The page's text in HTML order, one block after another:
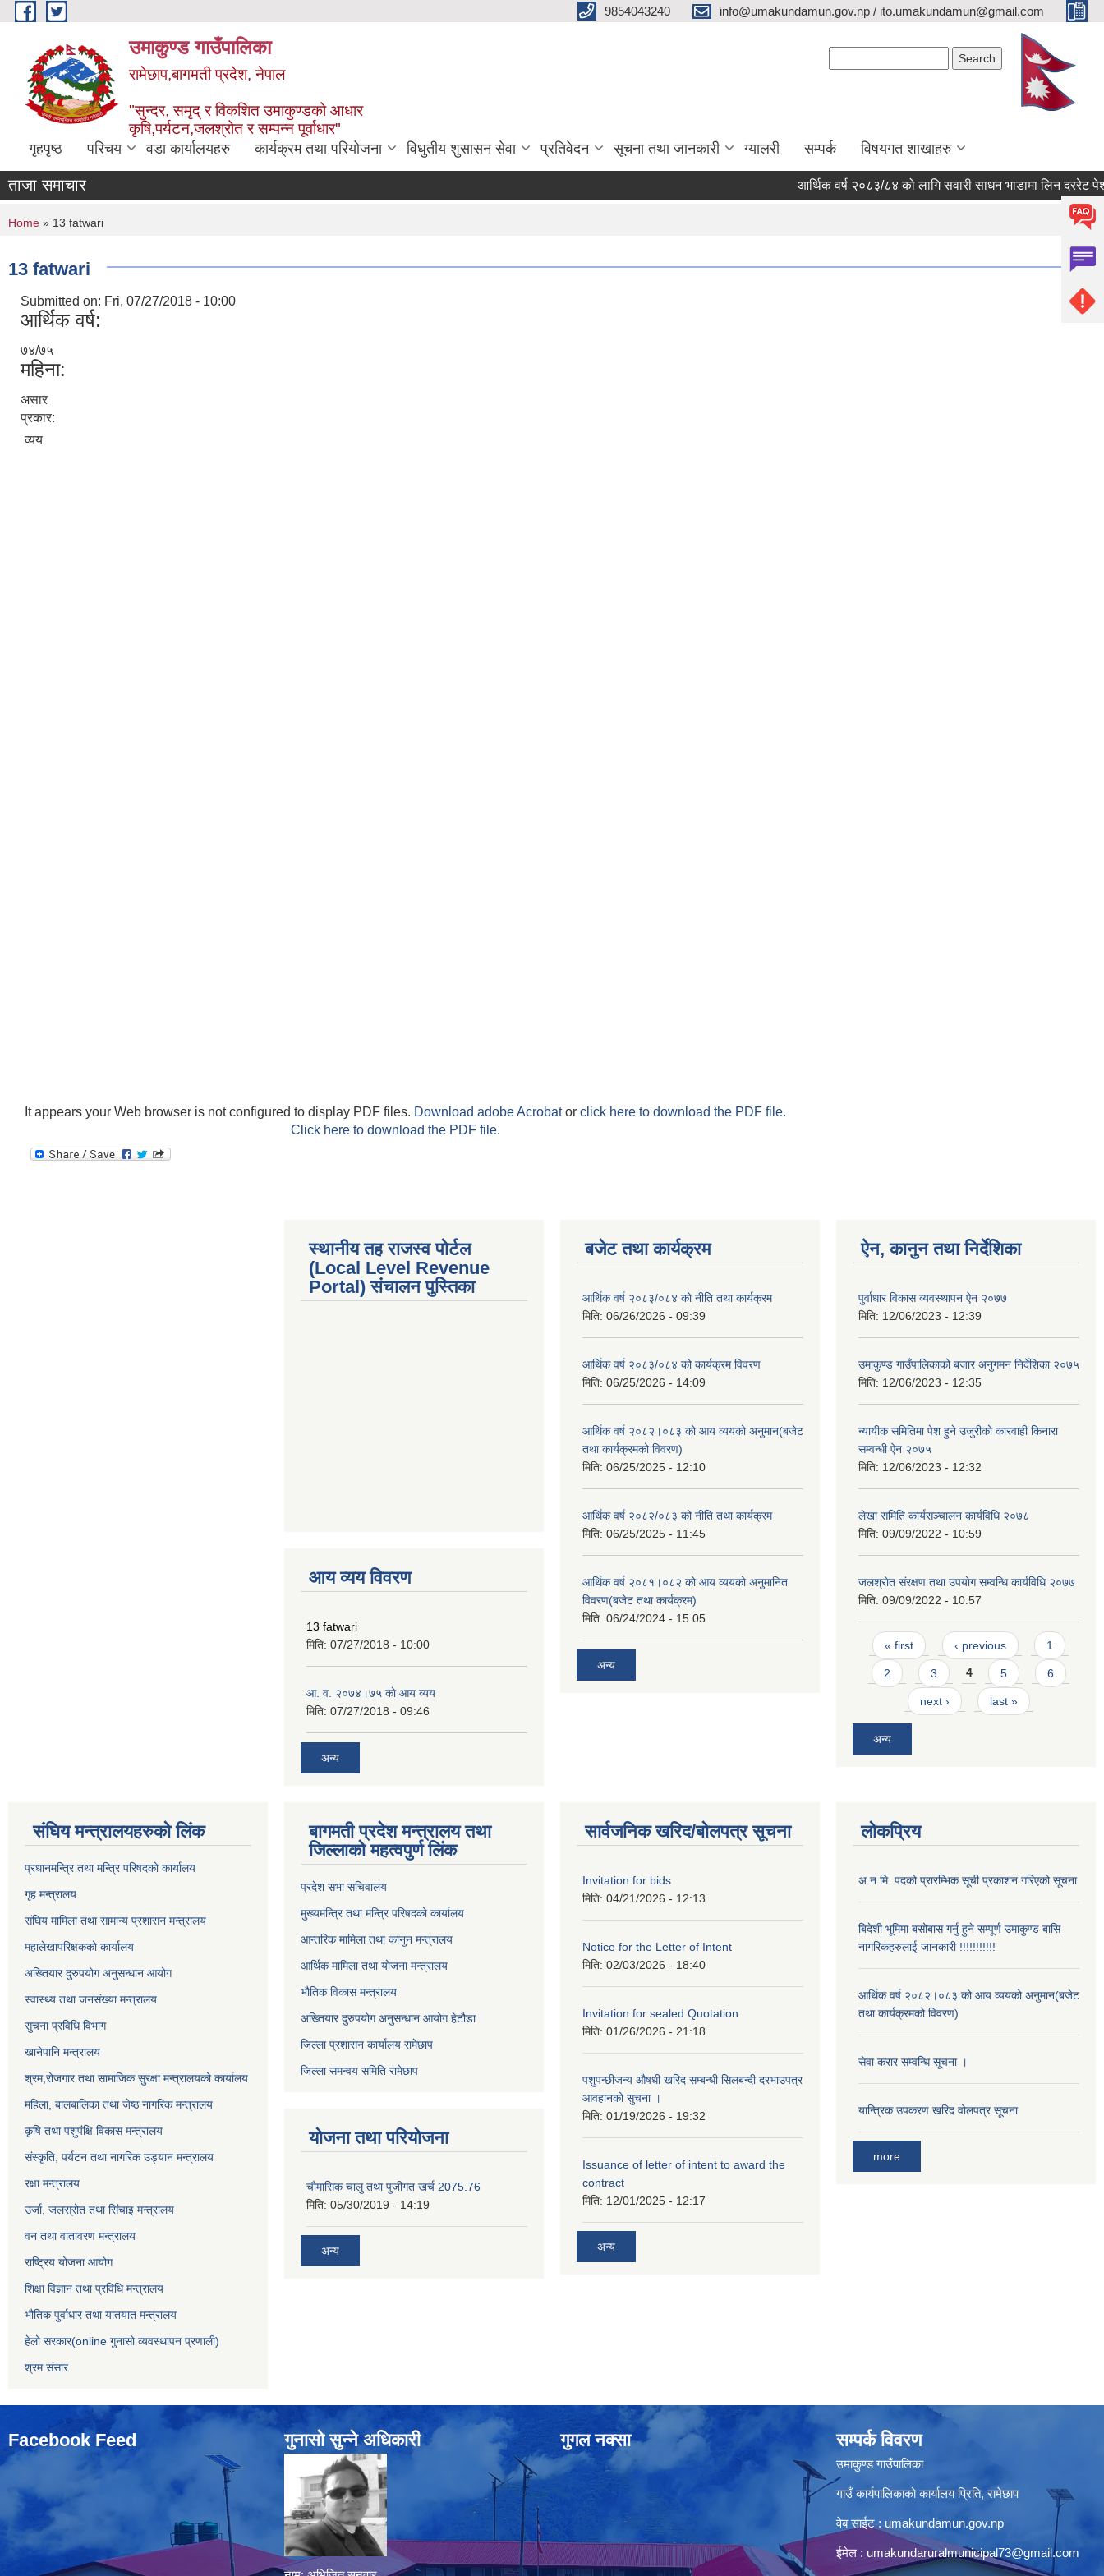
Skip to main content 9854043240 info@umakundamun.gov.np / ito.umakundamun@gmail.com
उमाकुण्ड गाउँपालिका
रामेछाप,बागमती प्रदेश, नेपाल
"सुन्दर, समृद् र विकशित उमाकुण्डको आधार
कृषि,पर्यटन,जलश्रोत र सम्पन्न पूर्वाधार"
गृहपृष्ठ परिचय वडा कार्यालयहरु कार्यक्रम तथा परियोजना विधुतीय शुसासन सेवा प्रतिवेदन सूचना तथा जानकारी ग्यालरी सम्पर्क विषयगत शाखाहरु
ताजा समाचार आर्थिक वर्ष २०८३/८४ को लागि सवारी साधन भाडामा लिन दररेट पेश गर्ने
You are here
Home » 13 fatwari
13 fatwari
Submitted on: Fri, 07/27/2018 - 10:00
आर्थिक वर्ष:
७४/७५
महिना:
असार
प्रकार:
व्यय
It appears your Web browser is not configured to display PDF files. Download adobe Acrobator click here to download the PDF file.
Click here to download the PDF file.
स्थानीय तह राजस्व पोर्टल
(Local Level Revenue
Portal) संचालन पुस्तिका
आय व्यय विवरण
13 fatwari
मिति: 07/27/2018 - 10:00
आ‍. व. २०७४।७५ काे आय व्यय
मिति: 07/27/2018 - 09:46
अन्य
बजेट तथा कार्यक्रम
आर्थिक वर्ष २०८३/०८४ को नीति तथा कार्यक्रम
मिति: 06/26/2026 - 09:39
आर्थिक वर्ष २०८३/०८४ को कार्यक्रम विवरण
मिति: 06/25/2026 - 14:09
आर्थिक वर्ष २०८२।०८३ को आय व्ययको अनुमान(बजेट
तथा कार्यक्रमको विवरण)
मिति: 06/25/2025 - 12:10
आर्थिक वर्ष २०८२/०८३ को नीति तथा कार्यक्रम
मिति: 06/25/2025 - 11:45
आर्थिक वर्ष २०८१।०८२ को आय व्ययको अनुमानित
विवरण(बजेट तथा कार्यक्रम)
मिति: 06/24/2024 - 15:05
अन्य
ऐन, कानुन तथा निर्देशिका
पुर्वाधार विकास व्यवस्थापन ऐन २०७७
मिति: 12/06/2023 - 12:39
उमाकुण्ड गाउँपालिकाको बजार अनुगमन निर्देशिका २०७५
मिति: 12/06/2023 - 12:35
न्यायीक समितिमा पेश हुने उजुरीको कारवाही किनारा
सम्वन्धी ऐन २०७५
मिति: 12/06/2023 - 12:32
लेखा समिति कार्यसञ्चालन कार्यविधि २०७८
मिति: 09/09/2022 - 10:59
जलश्राेत संरक्षण तथा उपयाेग सम्वन्धि कार्यविधि २०७७
मिति: 09/09/2022 - 10:57
Pages
« first ‹ previous 1
2 3 4 5 6
next › last »
अन्य
संघिय मन्त्र‍ालयहरुको लिंक
प्रधानमन्त्रि तथा मन्त्रि परिषदको कार्यालय
गृह मन्त्रालय
संघिय मामिला तथा सामान्य प्रशासन मन्त्रालय
महालेखापरिक्षकको कार्यालय
अख्तियार दुरुपयोग अनुसन्धान आयोग
स्वास्थ्य तथा जनसंख्या मन्त्रालय
सुचना प्रविधि विभाग
खानेपानि मन्त्रालय
श्रम,रोजगार तथा सामाजिक सुरक्षा मन्त्रालयको कार्यालय
महिला, बालबालिका तथा जेष्ठ नागरिक मन्त्रालय
कृषि तथा पशुपंक्षि विकास मन्त्रालय
संस्कृति, पर्यटन तथा नागरिक उड्‍यान मन्त्रालय
रक्षा मन्त्रालय
उर्जा, जलस्रोत तथा सिंचाइ मन्त्रालय
वन तथा वातावरण मन्त्रालय
राष्ट्रिय योजना आयोग
शिक्षा विज्ञान तथा प्रविधि मन्त्रालय
भौतिक पुर्वाधार तथा यातयात मन्त्रालय
हेलो सरकार(online गुनासो व्यवस्थापन प्रणाली)
श्रम संसार
बागमती प्रदेश मन्त्रालय तथा
जिल्लाको महत्वपुर्ण लिंक
प्रदेश सभा सचिवालय
मुख्यमन्त्रि तथा मन्त्रि परिषदको कार्यालय
आन्तरिक मामिला तथा कानुन मन्त्रालय
आर्थिक मामिला तथा योजना मन्त्रालय
भौतिक विकास मन्त्रालय
अख्तियार दुरुपयोग अनुसन्धान आयोग हेटौडा
जिल्ला प्रशासन कार्यालय रामेछाप
जिल्ला समन्वय समिति रामेछाप
योजना तथा परियोजना
चाैमासिक चालु तथा पुजीगत खर्च 2075.76
मिति: 05/30/2019 - 14:19
अन्य
सार्वजनिक खरिद/बोलपत्र सूचना
Invitation for bids
मिति: 04/21/2026 - 12:13
Notice for the Letter of Intent
मिति: 02/03/2026 - 18:40
Invitation for sealed Quotation
मिति: 01/26/2026 - 21:18
पशुपन्छीजन्य औषधी खरिद सम्बन्धी सिलबन्दी दरभाउपत्र
आवहानको सुचना ।
मिति: 01/19/2026 - 19:32
Issuance of letter of intent to award the
contract
मिति: 12/01/2025 - 12:17
अन्य
लोकप्रिय
अ.न.मि. पदको प्रारम्भिक सूची प्रकाशन गरिएको सूचना
बिदेशी भूमिमा बसोबास गर्नु हुने सम्पूर्ण उमाकुण्ड बासि
नागरिकहरुलाई जानकारी !!!!!!!!!!!
आर्थिक वर्ष २०८२।०८३ को आय व्ययको अनुमान(बजेट
तथा कार्यक्रमको विवरण)
सेवा करार सम्वन्धि सूचना ।
यान्त्रिक उपकरण खरिद वोलपत्र सूचना
more
Facebook Feed गुनासो सुन्‍ने अधिकारी गुगल नक्सा सम्पर्क विवरण
उमाकुण्ड गाउँपालिका
गाउँ कार्यपालिकाको कार्यालय प्रिति, रामेछाप
वेब साईट : umakundamun.gov.np
ईमेल : umakundaruralmunicipal73@gmail.com